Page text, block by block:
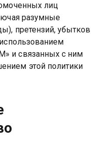
лиц
разумные
претензий, убытков
и связанных с ним
этой политики